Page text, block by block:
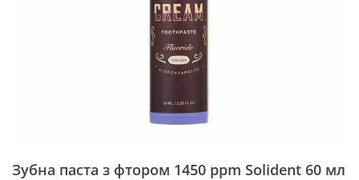
Зубна паста з фтором 1450 ppm Solident 60 мл